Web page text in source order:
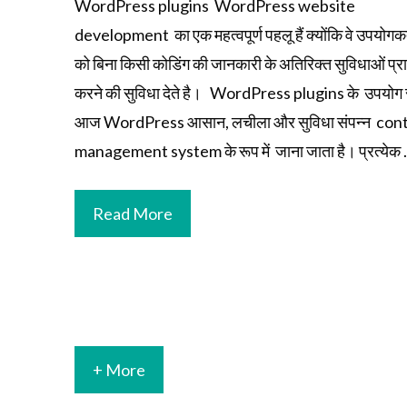
WordPress plugins WordPress website
development का एक महत्वपूर्ण पहलू हैं क्योंकि वे
को बिना किसी कोडिंग की जानकारी के अतिरिक्त सुविधाओं
करने की सुविधा देते है। WordPress plugins के उपयोग
आज WordPress आसान, लचीला और सुविधा संपन्न
management system के रूप में जाना जाता है। प्रत्येक
Read More
+ More